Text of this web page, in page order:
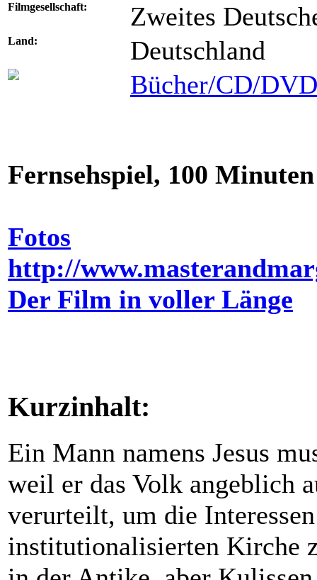
Filmgesellschaft: Zweites
Land:
Deutschland
Bücher/CD/
Fernsehspiel, 100 Minuten
Fotos
http://
Der Film in voller Länge
Kurzinhalt:
Ein Mann namens Jesus
weil er das Volk angeblich
verurteilt, um die
institutionalisierten Kirche